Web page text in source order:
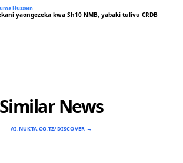
Hussein
yaongezeka kwa Sh10 NMB, yabaki tulivu CRDB
Similar News
AI.NUKTA.CO.TZ/DISCOVER →